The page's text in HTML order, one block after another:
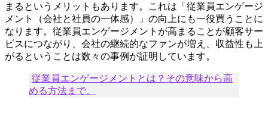
まるというメリットもあります。これは「従業員エンゲージ
メント（会社と社員の一体感）」の向上にも一役買うことに
なります。従業員エンゲージメントが高まることが顧客サー
ビスにつながり、会社の継続的なファンが増え、収益性も上
がるということは数々の事例が証明しています。
従業員エンゲージメントとは？その意味から高
める方法まで。